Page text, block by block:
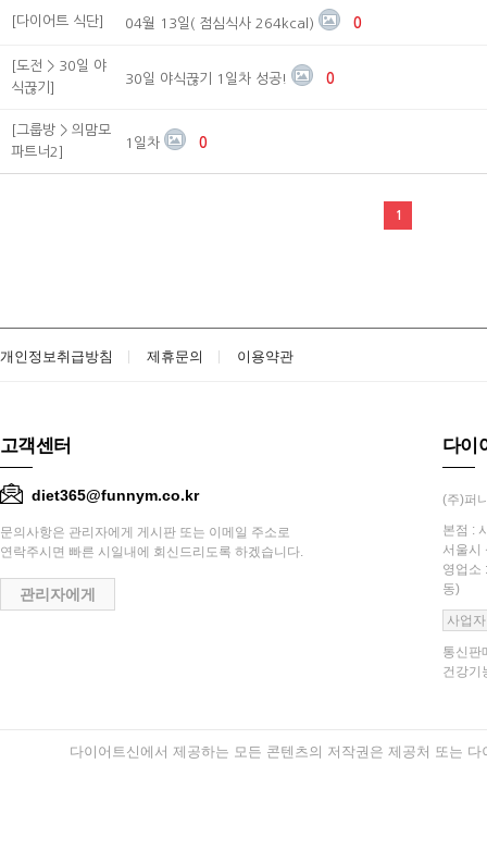
[다이어트 식단] 04월 13일( 점심식사 264kcal) 0
[도전 > 30일 야
식끊기]
30일 야식끊기 1일차 성공! 0
[그룹방 > 의맘모
파트너2]
1일차 0
1
개인정보취급방침 제휴문의 이용약관
고객센터
diet365@funnym.co.kr
문의사항은 관리자에게 게시판 또는 이메일 주소로
연락주시면 빠른 시일내에 회신드리도록 하겠습니다.
관리자에게
다이
(주)퍼
본점 :
서울시
영업소
동)
사업
통신판
건강기
다이어트신에서 제공하는 모든 콘텐츠의 저작권은 제공처 또는